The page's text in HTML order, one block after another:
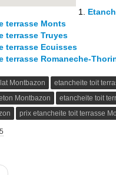
terrasse Monts
terrasse Truyes
terrasse Ecuisses
terrasse Romaneche-
Montbazon
etancheite toit
Montbazon
etancheite toit
prix etancheite toit terrasse